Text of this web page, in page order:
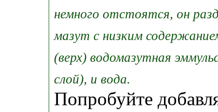
немного отстоятся, он
мазут с низким
(верх) водомазутная
слой), и вода.
Попробуйте